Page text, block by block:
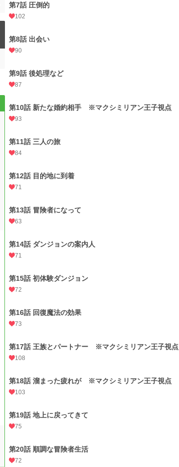
第7話 圧倒的
102
第8話 出会い
90
第9話 後処理など
87
第10話 新たな婚約相手 ※マクシミリアン王子視点
93
第11話 三人の旅
84
第12話 目的地に到着
71
第13話 冒険者になって
63
第14話 ダンジョンの案内人
71
第15話 初体験ダンジョン
72
第16話 回復魔法の効果
73
第17話 王族とパートナー ※マクシミリアン王子視点
108
第18話 溜まった疲れが ※マクシミリアン王子視点
103
第19話 地上に戻ってきて
75
第20話 順調な冒険者生活
72